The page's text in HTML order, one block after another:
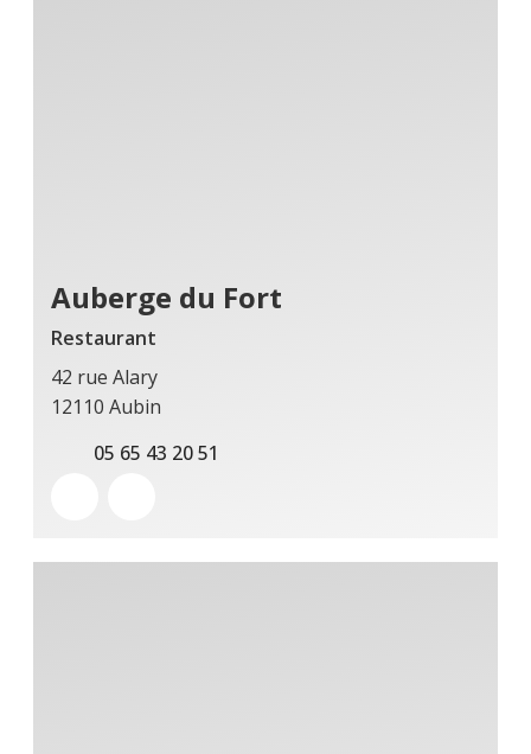
Auberge du Fort
Restaurant
42 rue Alary
12110 Aubin
05 65 43 20 51